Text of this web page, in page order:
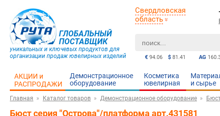
ГЛОБАЛЬНЫЙ
ПОСТАВЩИК
уникальных и ключевых продуктов для
организации продаж ювелирных изделий
AG
€ 94.06 $ 81.41
Свердловская
область
АКЦИИ и
РАСПРОДАЖИ
Демонстрационное
оборудование
Косметика
ювелирная
и cырье
Главная Каталог товаров Демонстрационное оборудование
Бюст серия "Острова"/платформа арт.431581